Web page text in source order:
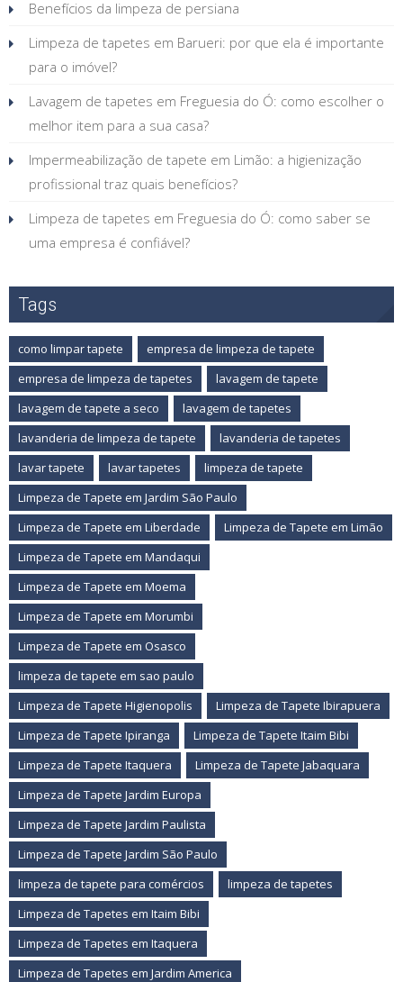
Benefícios da limpeza de persiana
Limpeza de tapetes em Barueri: por que ela é importante
para o imóvel?
Lavagem de tapetes em Freguesia do Ó: como escolher o
melhor item para a sua casa?
Impermeabilização de tapete em Limão: a higienização
profissional traz quais benefícios?
Limpeza de tapetes em Freguesia do Ó: como saber se
uma empresa é confiável?
Tags
como limpar tapete
empresa de limpeza de tapete
empresa de limpeza de tapetes
lavagem de tapete
lavagem de tapete a seco
lavagem de tapetes
lavanderia de limpeza de tapete
lavanderia de tapetes
lavar tapete
lavar tapetes
limpeza de tapete
Limpeza de Tapete em Jardim São Paulo
Limpeza de Tapete em Liberdade
Limpeza de Tapete em Limão
Limpeza de Tapete em Mandaqui
Limpeza de Tapete em Moema
Limpeza de Tapete em Morumbi
Limpeza de Tapete em Osasco
limpeza de tapete em sao paulo
Limpeza de Tapete Higienopolis
Limpeza de Tapete Ibirapuera
Limpeza de Tapete Ipiranga
Limpeza de Tapete Itaim Bibi
Limpeza de Tapete Itaquera
Limpeza de Tapete Jabaquara
Limpeza de Tapete Jardim Europa
Limpeza de Tapete Jardim Paulista
Limpeza de Tapete Jardim São Paulo
limpeza de tapete para comércios
limpeza de tapetes
Limpeza de Tapetes em Itaim Bibi
Limpeza de Tapetes em Itaquera
Limpeza de Tapetes em Jardim America